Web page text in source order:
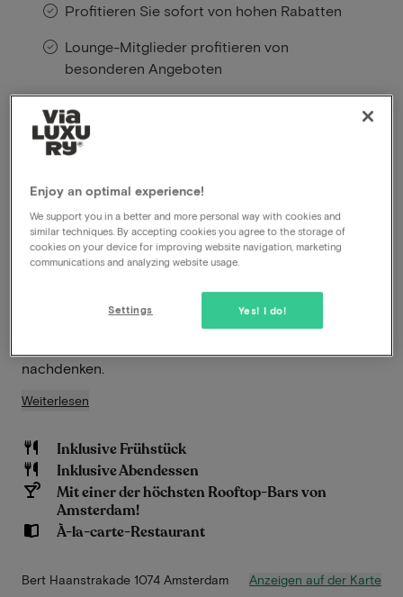
Profitieren Sie sofort von hohen Rabatten
Lounge-Mitglieder profitieren von
besonderen Angeboten
Das Four Elements Hotel Amsterdam strahlt von
außen Größe, Imponiertheit und Robustheit aus,
Gastfreundschaft, Erfrischung und Grün vermittelt. Mit
einzigartigen Aussichten auf endlose Himmel über
Wasser und mit öffentlichen Verkehrsmitteln sind Sie
innerhalb von 20 Minuten im lebendigen Zentrum von
erfrischende Gastfreundschaft und lassen Sie sich für
nachhaltiges Reisen inspirieren, damit Sie fröhlich
nachdenken.
Weiterlesen
Inklusive Frühstück
Inklusive Abendessen
Mit einer der höchsten Rooftop-Bars von
Amsterdam!
À-la-carte-Restaurant
Bert Haanstrakade 1074 Amsterdam Anzeigen auf der Karte
Enjoy an optimal experience!
We support you in a better and more personal way with cookies and
similar techniques. By accepting cookies you agree to the storage of
cookies on your device for improving website navigation, marketing
communications and analyzing website usage.
Yes! I do!
Settings